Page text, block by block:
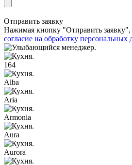
Отправить заявку
Нажимая кнопку "Отправить заявку",
согласие на обработку персональных
164
Alba
Aria
Armonia
Aura
Aurora